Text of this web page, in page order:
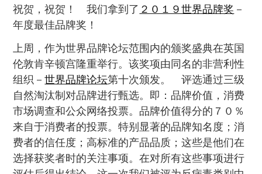
祝贺，祝贺！ 我们拿到了 ２０１９世界品牌奖 －
年度最佳品牌奖！
上周，作为世界品牌论坛范围内的颁奖盛典在英国
伦敦肯辛顿宫隆重举行。该奖项由同名的非营利性
组织－世界品牌论坛第十次颁发。 评选通过三级
自然淘汰制对品牌进行甄选。即：品牌价值，消费
市场调查和公众网络投票。品牌价值得分的７０％
来自于消费者的投票。特别显著的品牌知名度；消
费者的信任度；高标准的产品品质；这些是他们在
选择获奖者时的关注事项。在对所有这些事项进行